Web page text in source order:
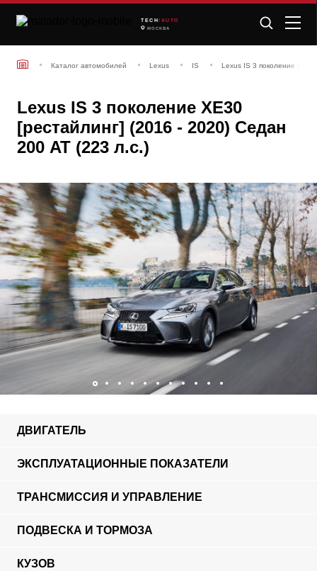
TECH /AUTO
МОСКВА
Каталог автомобилей Lexus IS Lexus IS 3 поколение
Lexus IS 3 поколение XE30
[рестайлинг] (2016 - 2020) Седан
200 AT (223 л.с.)
ДВИГАТЕЛЬ
ЭКСПЛУАТАЦИОННЫЕ ПОКАЗАТЕЛИ
ТРАНСМИССИЯ И УПРАВЛЕНИЕ
ПОДВЕСКА И ТОРМОЗА
КУЗОВ